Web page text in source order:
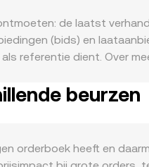
instroom in crypto.
voor fiat-crypto
volatiliteit: futures
de laatst
(bids) en
referentie dient. Over
rate, en ICP-
waar liquiditeitspools
andere paren naar KZT
beurzen
orderboek heeft en